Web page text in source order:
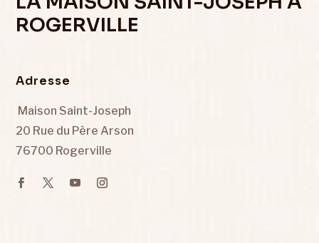
ROGERVILLE
Adresse
Maison Saint-Joseph
20 Rue du Père Arson
76700 Rogerville